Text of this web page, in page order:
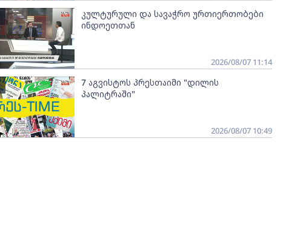
კულტურული და სავაჭრო ურთიერთობები
ინდოეთთან
2026/08/07 11:14
7 აგვისტოს პრესთაიმი "დილის
პალიტრაში"
2026/08/07 10:49